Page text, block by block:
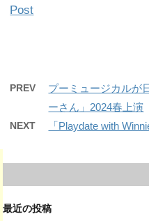
Post
PREV
プーミュージカルが
ーさん」2024春上演
NEXT 「Playdate with
最近の投稿